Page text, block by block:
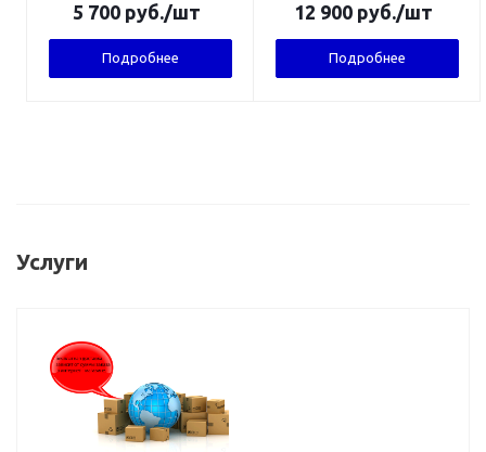
5 700 руб./шт
Подробнее
12 900 руб./шт
Подробнее
Услуги